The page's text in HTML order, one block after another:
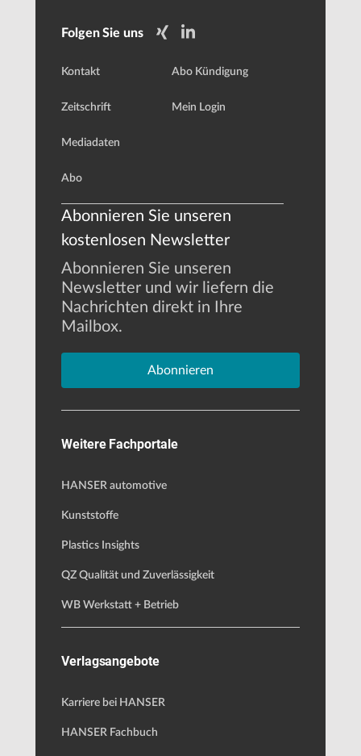
Folgen Sie uns
Kontakt
Zeitschrift
Mediadaten
Abo
Abo Kündigung
Mein Login
Abonnieren Sie unseren
kostenlosen Newsletter
Abonnieren Sie unseren
Newsletter und wir liefern die
Nachrichten direkt in Ihre
Mailbox.
Abonnieren
Weitere Fachportale
HANSER automotive
Kunststoffe
Plastics Insights
QZ Qualität und Zuverlässigkeit
WB Werkstatt + Betrieb
Verlagsangebote
Karriere bei HANSER
HANSER Fachbuch